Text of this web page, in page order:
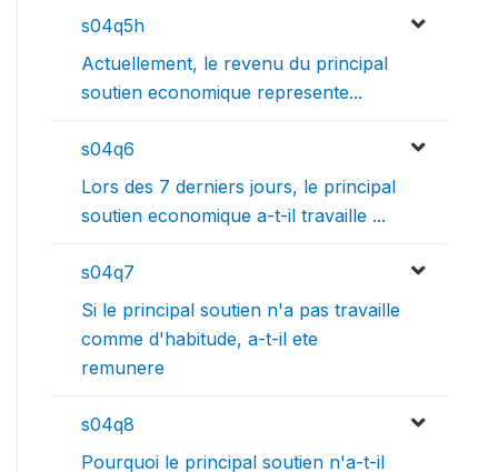
s04q5h
Actuellement, le revenu du principal
soutien economique represente...
s04q6
Lors des 7 derniers jours, le principal
soutien economique a-t-il travaille ...
s04q7
Si le principal soutien n'a pas travaille
comme d'habitude, a-t-il ete
remunere
s04q8
Pourquoi le principal soutien n'a-t-il